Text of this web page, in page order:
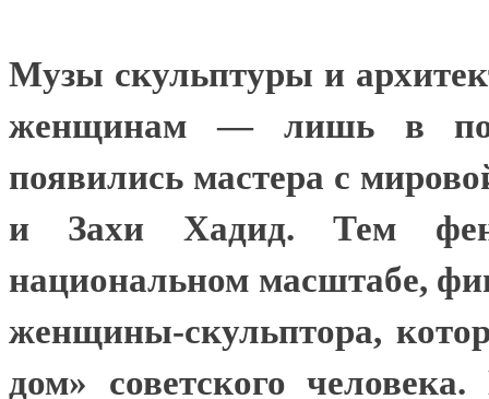
Музы скульптуры и
женщинам — лишь в
появились мастера с
и Захи Хадид. Тем
национальном масштабе,
женщины-скульптора,
дом» советского